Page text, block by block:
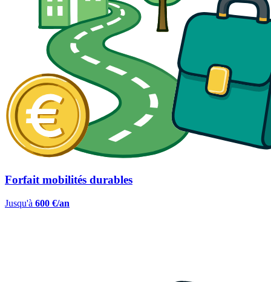
Forfait mobilités durables
Jusqu'à 600 €/an